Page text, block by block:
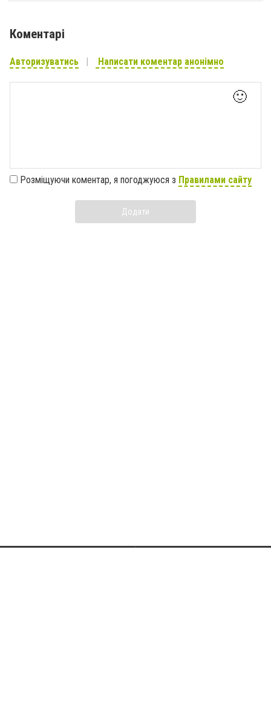
Коментарі
Авторизуватись Написати коментар анонімно
🙂
Розміщуючи коментар, я погоджуюся з Правилами сайту
Додати